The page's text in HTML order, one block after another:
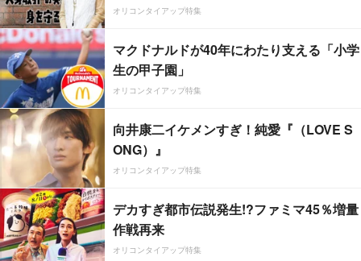
オリコンタイアップ特集
マクドナルドが40年にわたり支える「小学
生の甲子園」
オリコンタイアップ特集
向井康二イケメンすぎ！純愛『（LOVE S
ONG）』
オリコンタイアップ特集
デカすぎ都市伝説発生!?ファミマ45％増量
作戦再来
オリコンタイアップ特集